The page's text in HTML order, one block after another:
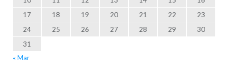
17
18 19 20 21 22
23
24
25 26 27 28 29
30
31
« Mar